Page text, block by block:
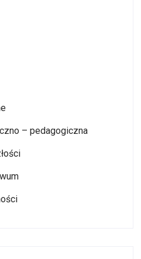
– pedagogiczna